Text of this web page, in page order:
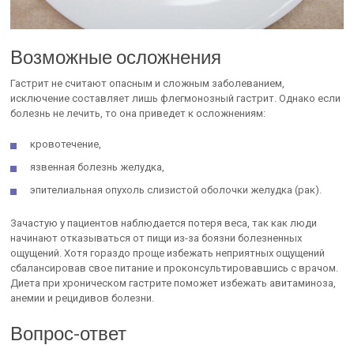
Возможные осложнения
Гастрит не считают опасным и сложным заболеванием,
исключение составляет лишь флегмонозный гастрит. Однако если
болезнь не лечить, то она приведет к осложнениям:
кровотечение,
язвенная болезнь желудка,
эпителиальная опухоль слизистой оболочки желудка (рак).
Зачастую у пациентов наблюдается потеря веса, так как люди
начинают отказываться от пищи из-за боязни болезненных
ощущений. Хотя гораздо проще избежать неприятных ощущений
сбалансировав свое питание и проконсультировавшись с врачом.
Диета при хроническом гастрите поможет избежать авитаминоза,
анемии и рецидивов болезни.
Вопрос-ответ